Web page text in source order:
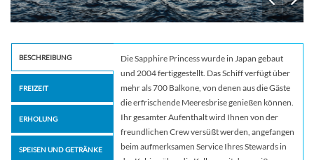
BESCHREIBUNG
FREIZEIT
ERHOLUNG
SPEISEN UND GETRÄNKE
Die Sapphire Princess wurde in Japan gebaut
und 2004 fertiggestellt. Das Schiff verfügt über
mehr als 700 Balkone, von denen aus die Gäste
die erfrischende Meeresbrise genießen können.
Ihr gesamter Aufenthalt wird Ihnen von der
freundlichen Crew versüßt werden, angefangen
beim aufmerksamen Service Ihres Stewards in